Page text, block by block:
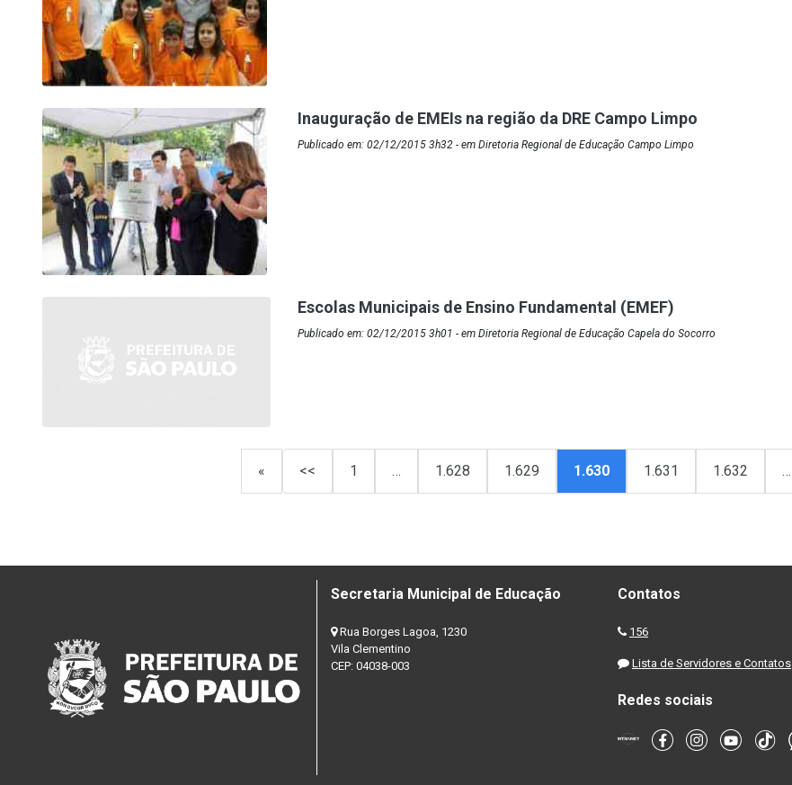
Inauguração de EMEIs na região da DRE Campo Limpo
Publicado em: 02/12/2015 3h32 - em Diretoria Regional de Educação Campo Limpo
Escolas Municipais de Ensino Fundamental (EMEF)
Publicado em: 02/12/2015 3h01 - em Diretoria Regional de Educação Capela do Socorro
« << 1 … 1.628 1.629 1.630 1.631 1.632 …
Secretaria Municipal de Educação
Rua Borges Lagoa, 1230
Vila Clementino
CEP: 04038-003
Contatos
156
Lista de Servidores e Contatos
Redes sociais